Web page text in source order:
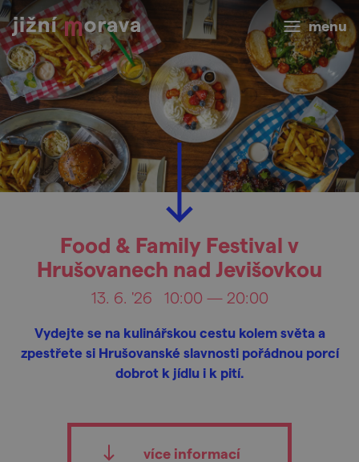
menu
Food & Family Festival v
Hrušovanech nad Jevišovkou
13. 6. '26 10:00 — 20:00
Vydejte se na kulinářskou cestu kolem světa a
zpestřete si Hrušovanské slavnosti pořádnou porcí
dobrot k jídlu i k pití.
více informací